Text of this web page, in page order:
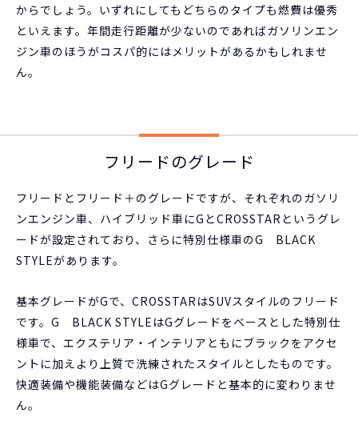
からでしょう。いずれにしてもどちらのタイプも燃費は優秀
といえます。年間走行距離が少ないのであればガソリンエン
ジン車のほうがコスパ的にはメリットがあるかもしれませ
ん。
フリードのグレード
フリードとフリード＋のグレードですが、それぞれのガソリ
ンエンジン車、ハイブリッド車にGとCROSSTARというグレ
ードが設定されており、さらに特別仕様車のG BLACK
STYLEがあります。
基本グレードがGで、CROSSTARはSUVスタイルのフリード
です。G BLACK STYLEはGグレードをベースとした特別仕
様車で、エクステリア・インテリアともにブラックをアクセ
ントに加えより上質で洗練されたスタイルとしたものです。
快適装備や機能装備などはGグレードと基本的に変わりませ
ん。